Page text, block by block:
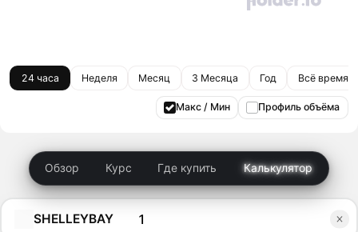
24 часа Неделя Месяц 3 Месяца Год Всё время
Макс / Мин Профиль объёма
Обзор Курс Где купить Калькулятор
SHELLEYBAY